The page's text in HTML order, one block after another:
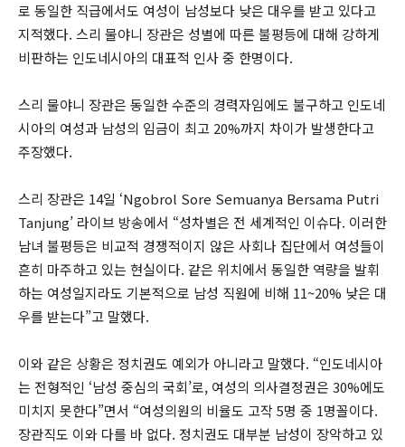
로 동일한 직급에서도 여성이 남성보다 낮은 대우를 받고 있다고
지적했다. 스리 물야니 장관은 성별에 따른 불평등에 대해 강하게
비판하는 인도네시아의 대표적 인사 중 한명이다.
스리 물야니 장관은 동일한 수준의 경력자임에도 불구하고 인도네
시아의 여성과 남성의 임금이 최고 20%까지 차이가 발생한다고
주장했다.
스리 장관은 14일 ‘Ngobrol Sore Semuanya Bersama Putri
Tanjung’ 라이브 방송에서 “성차별은 전 세계적인 이슈다. 이러한
남녀 불평등은 비교적 경쟁적이지 않은 사회나 집단에서 여성들이
흔히 마주하고 있는 현실이다. 같은 위치에서 동일한 역량을 발휘
하는 여성일지라도 기본적으로 남성 직원에 비해 11~20% 낮은 대
우를 받는다”고 말했다.
이와 같은 상황은 정치권도 예외가 아니라고 말했다. “인도네시아
는 전형적인 ‘남성 중심의 국회’로, 여성의 의사결정권은 30%에도
미치지 못한다”면서 “여성의원의 비율도 고작 5명 중 1명꼴이다.
장관직도 이와 다를 바 없다. 정치권도 대부분 남성이 장악하고 있